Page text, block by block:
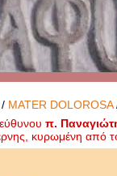
/ MATER DOLOROSA
π.
κυρωμένη από